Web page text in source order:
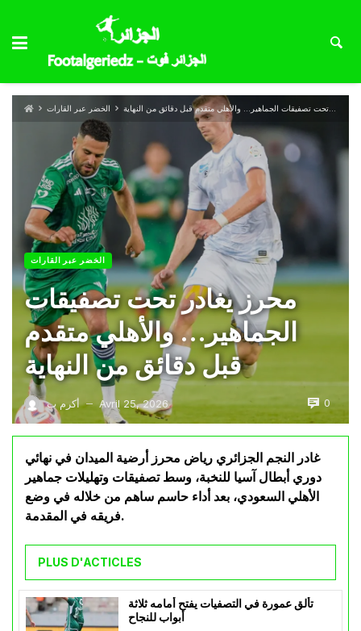
الخضر عبر القارات محرز يغادر تحت تصفيقات الجماهير… والأهلي متقدم قبل دقائق من النهاية
الخضر عبر القارات
محرز يغادر تحت تصفيقات
الجماهير… والأهلي متقدم
قبل دقائق من النهاية
أكرم ب — Avril 25, 2026 0
غادر النجم الجزائري رياض محرز أرضية الميدان في نهائي
دوري أبطال آسيا للنخبة، وسط تصفيقات وتهليلات جماهير
الأهلي السعودي، بعد أداء حاسم ساهم من خلاله في وضع
فريقه في المقدمة.
PLUS D'ACTICLES
تألق عمورة في التصفيات يفتح أمامه ثلاثة
أبواب للنجاح